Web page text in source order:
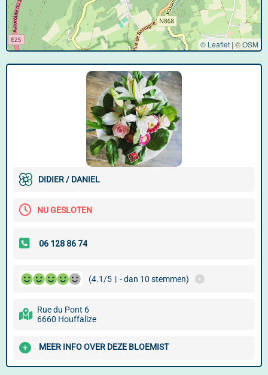
© Leaflet | ©OSM
DIDIER / DANIEL
NU GESLOTEN
(4.1/5 | - dan 10 stemmen)
Rue du Pont 6
6660 Houffalize
MEER INFO OVER DEZE BLOEMIST